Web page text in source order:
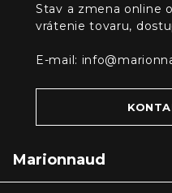
Stav a zmena online
vrátenie tovaru,
E-mail:
Marionnaud